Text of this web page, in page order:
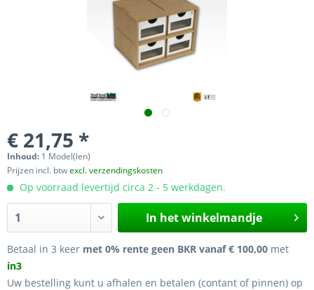
€ 21,75 *
Inhoud: 1 Model(len)
Prijzen incl. btwexcl. verzendingskosten
Op voorraad levertijd circa 2 - 5 werkdagen.
In het winkelmandje
Betaal in 3 keer met 0% rente geen BKR vanaf € 100,00 met
in3
Uw bestelling kunt u afhalen en betalen (contant of pinnen) op